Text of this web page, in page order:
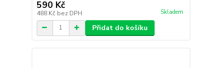
590 Kč
488 Kč bez DPH Skladem
Přidat do košíku